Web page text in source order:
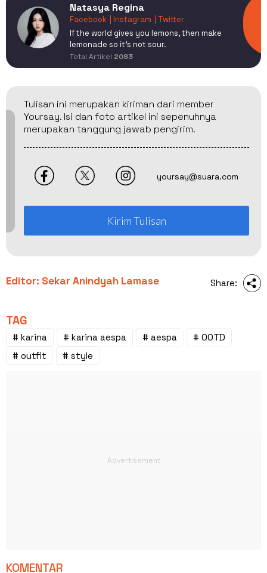
Natasya Regina
Facebook | Instagram
| Twitter
If the world gives you lemons, then make
lemonade so it's not sour.
Total Artikel 2083
Tulisan ini merupakan kiriman dari member
Yoursay. Isi dan foto artikel ini sepenuhnya
merupakan tanggung jawab pengirim.
yoursay@suara.com
Kirim Tulisan
Editor: Sekar Anindyah Lamase Share:
TAG
# karina # karina aespa # aespa
# OOTD
# outfit
# style
KOMENTAR